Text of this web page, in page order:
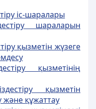
іс-шаралары
шараларын
қызметiн жүзеге
қызметінің
қызметін
және құжаттау